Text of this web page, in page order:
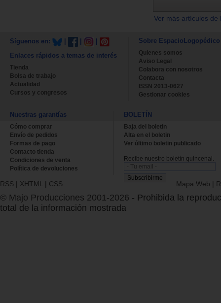
Ver más artículos
Síguenos en:
Enlaces rápidos a temas de interés
Tienda
Bolsa de trabajo
Actualidad
Cursos y congresos
Sobre EspacioLogopédico
Quienes somos
Aviso Legal
Colabora con nosotros
Contacta
ISSN 2013-0627
Gestionar cookies
Nuestras garantías
Cómo comprar
Envío de pedidos
Formas de pago
Contacto tienda
Condiciones de venta
Política de devoluciones
BOLETÍN
Baja del boletin
Alta en el boletin
Ver último boletin publicado
Recibe nuestro boletín quincenal.
RSS | XHTML | CSS Mapa Web |
© Majo Producciones 2001-2026 - Prohibida la
total de la información mostrada